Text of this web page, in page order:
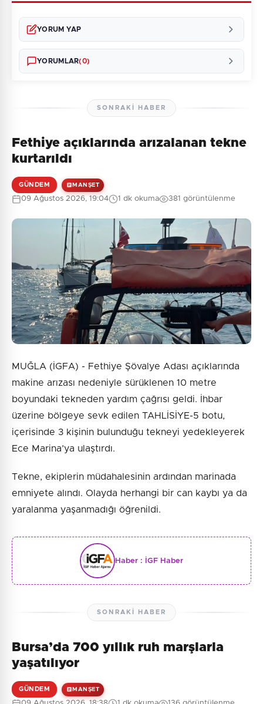
YORUM YAP
Güvenlik Sorusu:
4 + 5 = ?
Gönder
YORUMLAR(0)
Henüz yorum yapılmamış. İlk yorumu siz yapın!
SONRAKI HABER
Fethiye açıklarında arızalanan tekne
kurtarıldı
GÜNDEM MANŞET
09 Ağustos 2026, 19:04 1 dk okuma 381 görüntülenme
MUĞLA (İGFA) - Fethiye Şövalye Adası açıklarında
makine arızası nedeniyle sürüklenen 10 metre
boyundaki tekneden yardım çağrısı geldi. İhbar
üzerine bölgeye sevk edilen TAHLİSİYE-5 botu,
içerisinde 3 kişinin bulunduğu tekneyi yedekleyerek
Ece Marina’ya ulaştırdı.
Tekne, ekiplerin müdahalesinin ardından marinada
emniyete alındı. Olayda herhangi bir can kaybı ya da
yaralanma yaşanmadığı öğrenildi.
Haber : İGF Haber
SONRAKI HABER
Bursa’da 700 yıllık ruh marşlarla
yaşatılıyor
GÜNDEM MANŞET